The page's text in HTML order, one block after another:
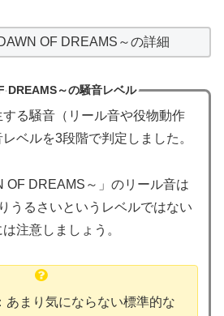
OF DREAMS～の詳細
DREAMS～の騒音レベル
る騒音（リール音や役物動作
ベルを3段階で判定しました。
OF DREAMS～」のリール音は
うるさいというレベルではない
注意しましょう。
あまり気にならない標準的な